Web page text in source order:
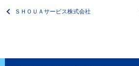
ＳＨＯＵＡサービス株式会社